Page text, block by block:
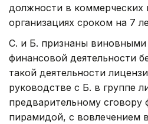
должности в коммерческих
организациях сроком на 7
С. и Б. признаны виновными
финансовой деятельности
такой деятельности
руководстве с Б. в группе
предварительному сговору
пирамидой, с вовлечением